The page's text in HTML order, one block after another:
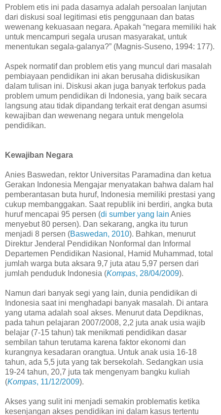
Problem etis ini pada dasarnya adalah persoalan lanjutan
dari diskusi soal legitimasi etis penggunaan dan batas
wewenang kekuasaan negara. Apakah “negara memiliki hak
untuk mencampuri segala urusan masyarakat, untuk
menentukan segala-galanya?” (Magnis-Suseno, 1994: 177).
Aspek normatif dan problem etis yang muncul dari masalah
pembiayaan pendidikan ini akan berusaha didiskusikan
dalam tulisan ini. Diskusi akan juga banyak terfokus pada
problem umum pendidikan di Indonesia, yang baik secara
langsung atau tidak dipandang terkait erat dengan asumsi
kewajiban dan wewenang negara untuk mengelola
pendidikan.
Kewajiban Negara
Anies Baswedan, rektor Universitas Paramadina dan ketua
Gerakan Indonesia Mengajar menyatakan bahwa dalam hal
pemberantasan buta huruf, Indonesia memiliki prestasi yang
cukup membanggakan. Saat republik ini berdiri, angka buta
huruf mencapai 95 persen (di sumber yang lain Anies
menyebut 80 persen). Dan sekarang, angka itu turun
menjadi 8 persen (Baswedan, 2010). Bahkan, menurut
Direktur Jenderal Pendidikan Nonformal dan Informal
Departemen Pendidikan Nasional, Hamid Muhammad, total
jumlah warga buta aksara 9,7 juta atau 5,97 persen dari
jumlah penduduk Indonesia (Kompas, 28/04/2009).
Namun dari banyak segi yang lain, dunia pendidikan di
Indonesia saat ini menghadapi banyak masalah. Di antara
yang utama adalah soal akses. Menurut data Depdiknas,
pada tahun pelajaran 2007/2008, 2,2 juta anak usia wajib
belajar (7-15 tahun) tak menikmati pendidikan dasar
sembilan tahun terutama karena faktor ekonomi dan
kurangnya kesadaran orangtua. Untuk anak usia 16-18
tahun, ada 5,5 juta yang tak bersekolah. Sedangkan usia
19-24 tahun, 20,7 juta tak mengenyam bangku kuliah
(Kompas, 11/12/2009).
Akses yang sulit ini menjadi semakin problematis ketika
kesenjangan akses pendidikan ini dalam kasus tertentu